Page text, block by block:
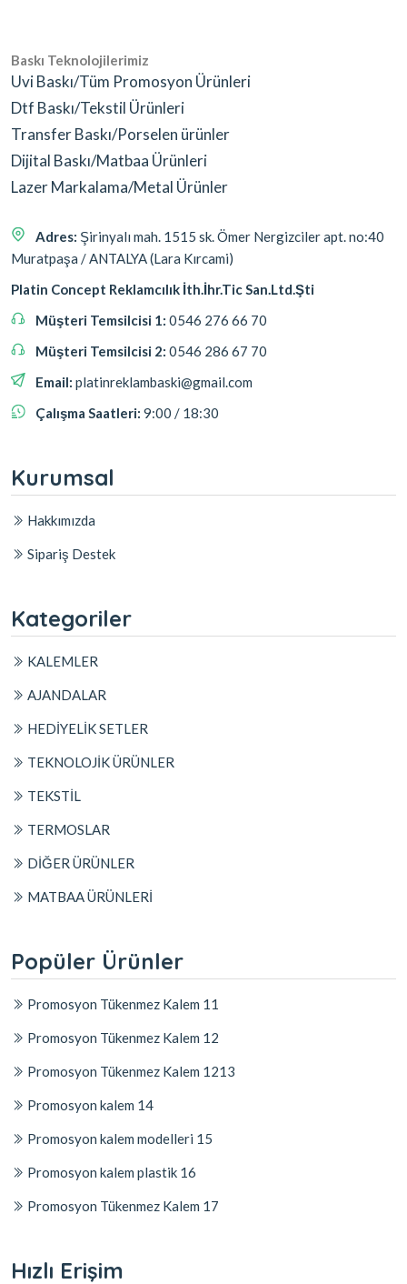
Baskı Teknolojilerimiz
Uvi Baskı/Tüm Promosyon Ürünleri
Dtf Baskı/Tekstil Ürünleri
Transfer Baskı/Porselen ürünler
Dijital Baskı/Matbaa Ürünleri
Lazer Markalama/Metal Ürünler
Adres: Şirinyalı mah. 1515 sk. Ömer Nergizciler apt. no:40
Muratpaşa / ANTALYA (Lara Kırcami)
Platin Concept Reklamcılık İth.İhr.Tic San.Ltd.Şti
Müşteri Temsilcisi 1: 0546 276 66 70
Müşteri Temsilcisi 2: 0546 286 67 70
Email: platinreklambaski@gmail.com
Çalışma Saatleri: 9:00 / 18:30
Kurumsal
Hakkımızda
Sipariş Destek
Kategoriler
KALEMLER
AJANDALAR
HEDİYELİK SETLER
TEKNOLOJİK ÜRÜNLER
TEKSTİL
TERMOSLAR
DİĞER ÜRÜNLER
MATBAA ÜRÜNLERİ
Popüler Ürünler
Promosyon Tükenmez Kalem 11
Promosyon Tükenmez Kalem 12
Promosyon Tükenmez Kalem 1213
Promosyon kalem 14
Promosyon kalem modelleri 15
Promosyon kalem plastik 16
Promosyon Tükenmez Kalem 17
Hızlı Erişim